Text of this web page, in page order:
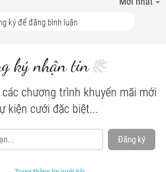
ký nhận tin
chương trình khuyến mãi mới
kiện cưới đặc biệt...
Đăng ký